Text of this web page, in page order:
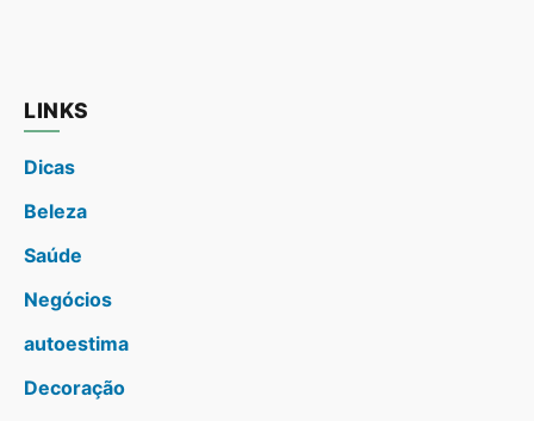
LINKS
Dicas
Beleza
Saúde
Negócios
autoestima
Decoração